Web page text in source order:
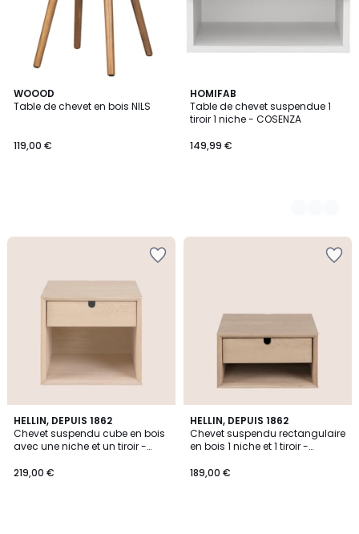
WOOOD
Table de chevet en bois NILS
119,00 €
HOMIFAB
Table de chevet suspendue 1
tiroir 1 niche - COSENZA
149,99 €
3
Couleurs
HELLIN, DEPUIS 1862
Chevet suspendu cube en bois
avec une niche et un tiroir -
219,00 €
HELLIN, DEPUIS 1862
Chevet suspendu rectangulaire
en bois 1 niche et 1 tiroir -
189,00 €